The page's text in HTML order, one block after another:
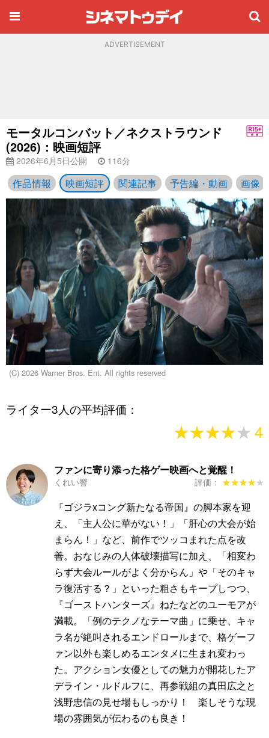
ADVERTISEMENT
モータルコンバット／ネクストラウンド
(2026)：映画短評
2026年6月5日公開 116分
作品情報 映画短評 関連記事 予告編・動画 画像
(C) 2026 Warner Bros. Ent. All rights reserved
ライター3人の平均評価：
★★★★★
★★★★★4
ファンに寄り添った格ゲー映画へと覚醒！
くれい響 評価： ★★★★★
★★★★★
『ゴジラxコング新たなる帝国』の脚本家を迎
え、「主人公に華がない！」「肝心の大会が始
まらん！」など、前作でツッコまれた点を改
善。おなじみの人体破壊描写に加え、「相変わ
らず大会ルールがよく分からん」や「そのキャ
ラ復活する？」といった粗さもキープしつつ、
『ゴーストハンターズ』ねたなどのユーモアが
満載。「例のテクノなテーマ曲」に乗せ、キャ
ラ名が絶叫されるエンドロールまで、格ゲーフ
ァン以外も楽しめるエンタメに生まれ変わっ
た。アクション女優としての魅力が開花したア
デライン・ルドルフに、再参戦組の真田広之と
浅野忠信の見せ場もしっかり！ 楽しそうな現
場の雰囲気が伝わるのも良き！